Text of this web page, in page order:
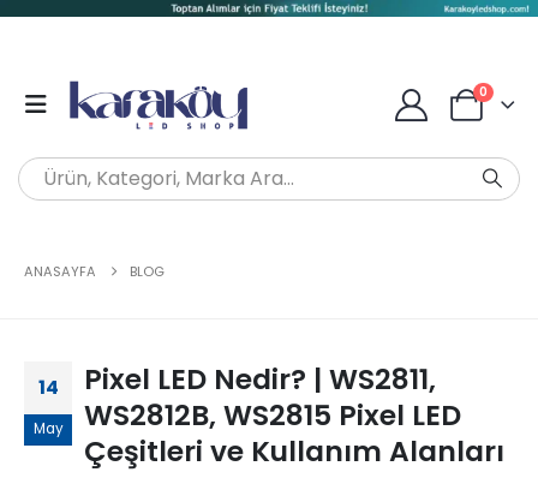
0
ANASAYFA BLOG
14
May
Pixel LED Nedir? | WS2811,
WS2812B, WS2815 Pixel LED
Çeşitleri ve Kullanım Alanları